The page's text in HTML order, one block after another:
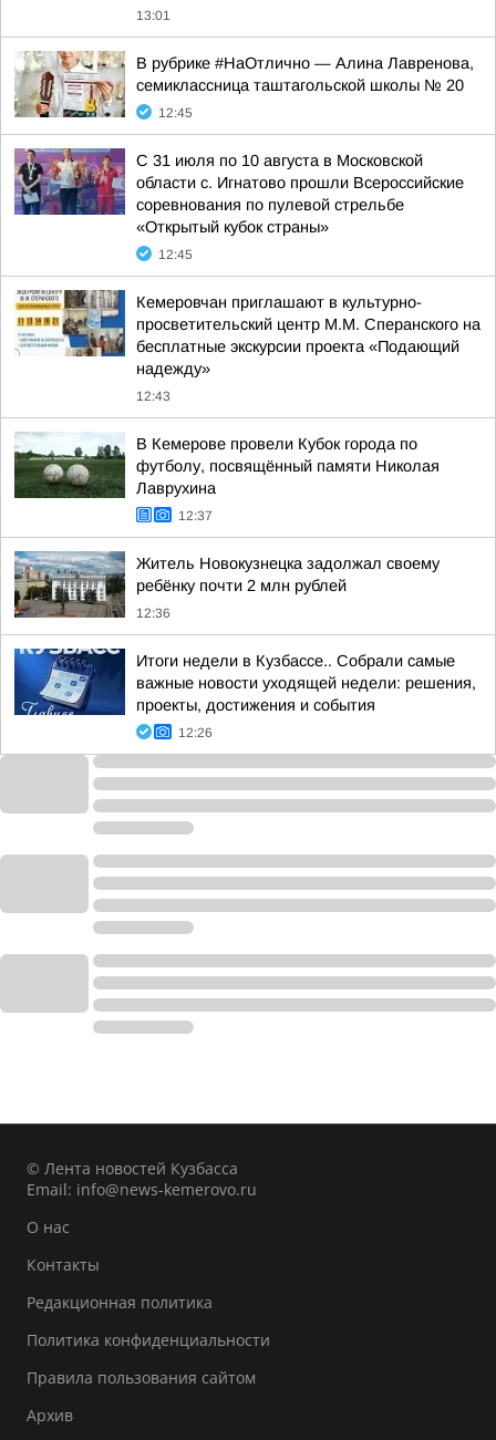
13:01
В рубрике #НаОтлично — Алина Лавренова,
семиклассница таштагольской школы № 20
12:45
С 31 июля по 10 августа в Московской
области с. Игнатово прошли Всероссийские
соревнования по пулевой стрельбе
«Открытый кубок страны»
12:45
Кемеровчан приглашают в культурно-
просветительский центр М.М. Сперанского на
бесплатные экскурсии проекта «Подающий
надежду»
12:43
В Кемерове провели Кубок города по
футболу, посвящённый памяти Николая
Лаврухина
12:37
Житель Новокузнецка задолжал своему
ребёнку почти 2 млн рублей
12:36
Итоги недели в Кузбассе.. Собрали самые
важные новости уходящей недели: решения,
проекты, достижения и события
12:26
© Лента новостей Кузбасса
Email: info@news-kemerovo.ru
О нас
Контакты
Редакционная политика
Политика конфиденциальности
Правила пользования сайтом
Архив